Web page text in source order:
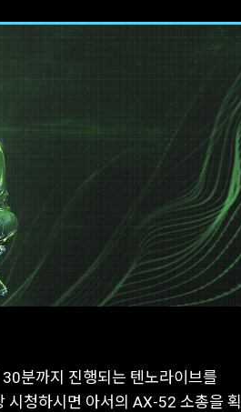
분까지 진행되는 텐노라이브를
청하시면 아서의 AX-52 소총을 획